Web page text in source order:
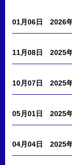
01月06日 2026
11月08日 2025
10月07日 2025
05月01日 2025
04月04日 2025